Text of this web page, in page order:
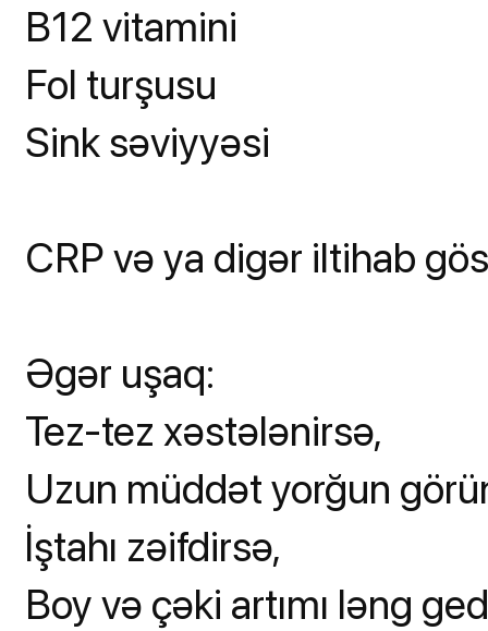
B12 vitamini
Fol turşusu
Sink səviyyəsi
CRP və ya digər iltihab
Əgər uşaq:
Tez-tez xəstələnirsə,
Uzun müddət yorğun
İştahı zəifdirsə,
Boy və çəki artımı ləng